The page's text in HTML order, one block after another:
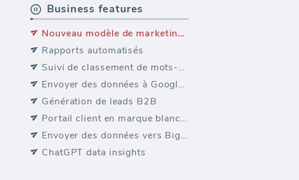
Business features
Nouveau modèle de marketing — (Hubspot CRM Marketing Activity)
Rapports automatisés
Suivi de classement de mots-clés
Envoyer des données à Google Sheets
Génération de leads B2B
Portail client en marque blanche
Envoyer des données vers BigQuery
ChatGPT data insights